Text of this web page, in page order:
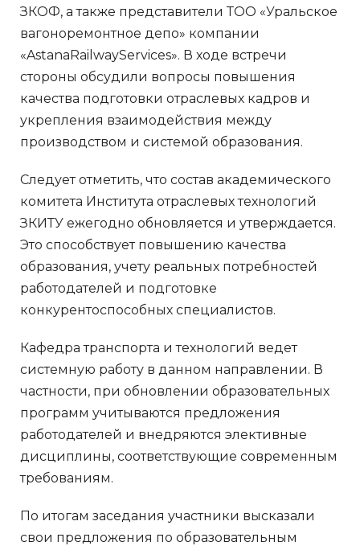
ЗКОФ, а также представители ТОО «Уральское
вагоноремонтное депо» компании
«AstanaRailwayServices». В ходе встречи
стороны обсудили вопросы повышения
качества подготовки отраслевых кадров и
укрепления взаимодействия между
производством и системой образования.
Следует отметить, что состав академического
комитета Института отраслевых технологий
ЗКИТУ ежегодно обновляется и утверждается.
Это способствует повышению качества
образования, учету реальных потребностей
работодателей и подготовке
конкурентоспособных специалистов.
Кафедра транспорта и технологий ведет
системную работу в данном направлении. В
частности, при обновлении образовательных
программ учитываются предложения
работодателей и внедряются элективные
дисциплины, соответствующие современным
требованиям.
По итогам заседания участники высказали
свои предложения по образовательным